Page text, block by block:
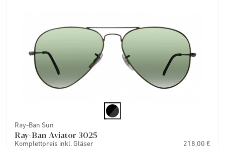
Ray-Ban Sun
Ray-Ban Aviator 3025
Komplettpreis inkl. Gläser 218,00 €